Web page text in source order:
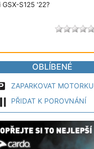
S125 '22?
OBLÍBENÉ
ZAPARKOVAT MOTORKU
PŘIDAT K POROVNÁNÍ